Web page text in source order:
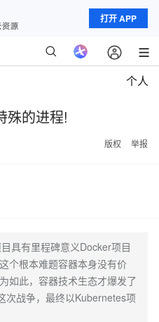
打开 APP
个人
殊的进程!
版权 举报
具有里程碑意义Docker项目
个根本难题容器本身没有价
如此，容器技术生态才爆发了
次战争，最终以Kubernetes项